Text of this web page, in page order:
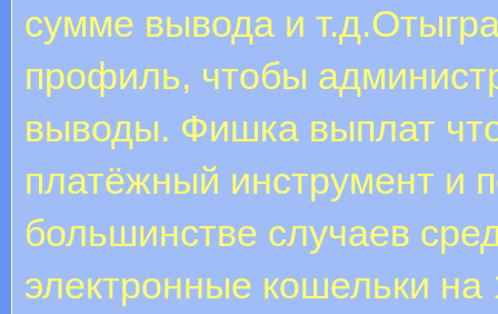
сумме вывода и
профиль, чтобы
выводы. Фишка выплат
платёжный инструмент и
большинстве случаев
электронные кошельки